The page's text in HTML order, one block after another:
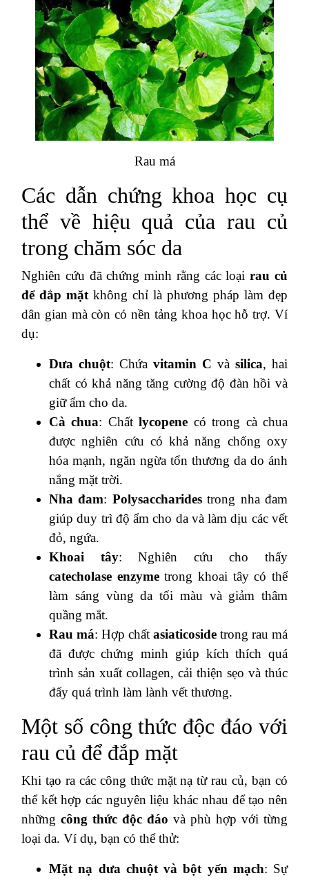
Rau má
Các dẫn chứng khoa học cụ
thể về hiệu quả của rau củ
trong chăm sóc da
Nghiên cứu đã chứng minh rằng các loạirau củ
để đắp mặt không chỉ là phương pháp làm đẹp
dân gian mà còn có nền tảng khoa học hỗ trợ. Ví
dụ:
Dưa chuột: Chứa vitamin C và silica, hai
chất có khả năng tăng cường độ đàn hồi và
giữ ẩm cho da.
Cà chua: Chấtlycopene có trong cà chua
được nghiên cứu có khả năng chống oxy
hóa mạnh, ngăn ngừa tổn thương da do ánh
nắng mặt trời.
Nha đam: Polysaccharidestrong nha đam
giúp duy trì độ ẩm cho da và làm dịu các vết
đỏ, ngứa.
Khoai tây: Nghiên cứu cho thấy
catecholase enzymetrong khoai tây có thể
làm sáng vùng da tối màu và giảm thâm
quầng mắt.
Rau má: Hợp chất asiaticoside trong rau má
đã được chứng minh giúp kích thích quá
trình sản xuất collagen, cải thiện sẹo và thúc
đẩy quá trình làm lành vết thương.
Một số công thức độc đáo với
rau củ để đắp mặt
Khi tạo ra các công thức mặt nạ từ rau củ, bạn có
thể kết hợp các nguyên liệu khác nhau để tạo nên
những công thức độc đáo và phù hợp với từng
loại da. Ví dụ, bạn có thể thử:
Mặt nạ dưa chuột và bột yến mạch: Sự